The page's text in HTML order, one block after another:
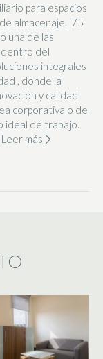
para espacios
almacenaje. 75
una de las
dentro del
integrales
, donde la
y calidad
corporativa o de
ideal de trabajo.
Leer más